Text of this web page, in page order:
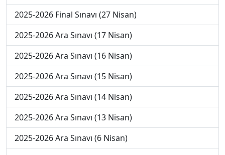
2025-2026 Final Sınavı (27 Nisan)
2025-2026 Ara Sınavı (17 Nisan)
2025-2026 Ara Sınavı (16 Nisan)
2025-2026 Ara Sınavı (15 Nisan)
2025-2026 Ara Sınavı (14 Nisan)
2025-2026 Ara Sınavı (13 Nisan)
2025-2026 Ara Sınavı (6 Nisan)